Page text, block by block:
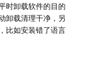
时卸载软件的目的
卸载清理干净，另
比如安装错了语言